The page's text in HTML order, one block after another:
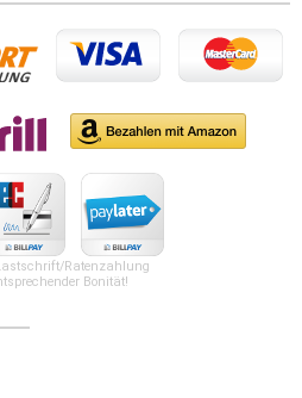
Ratenzahlung
Bonität!